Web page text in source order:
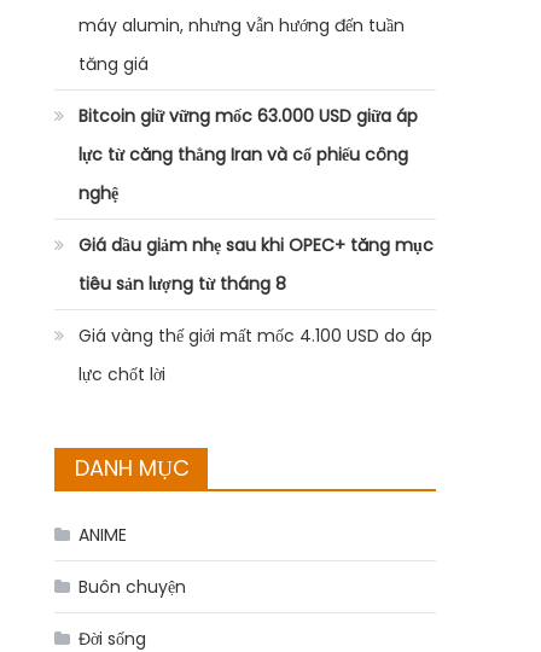
máy alumin, nhưng vẫn hướng đến tuần
tăng giá
Bitcoin giữ vững mốc 63.000 USD giữa áp
lực từ căng thẳng Iran và cổ phiếu công
nghệ
Giá dầu giảm nhẹ sau khi OPEC+ tăng mục
tiêu sản lượng từ tháng 8
Giá vàng thế giới mất mốc 4.100 USD do áp
lực chốt lời
DANH MỤC
ANIME
Buôn chuyện
Đời sống